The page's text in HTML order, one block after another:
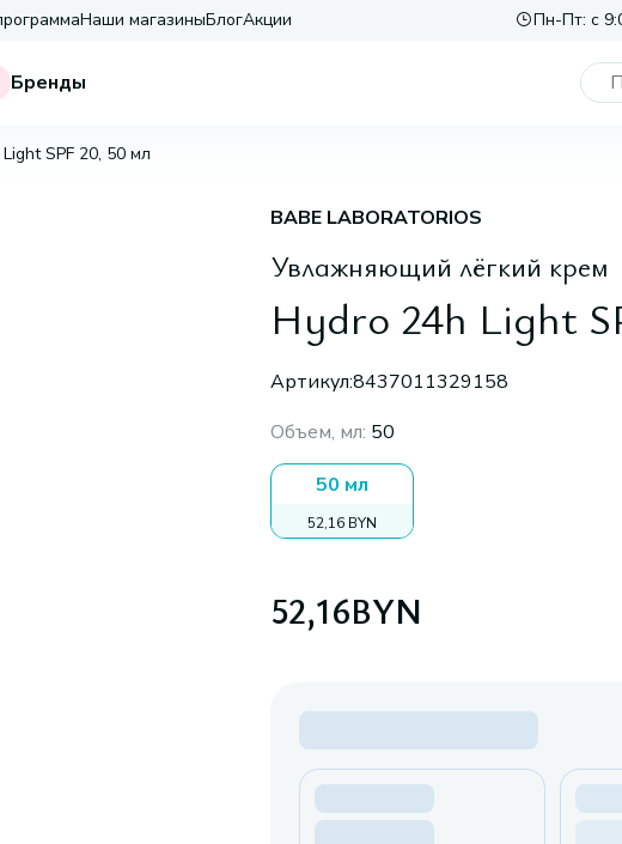
Наши магазиныБлогАкции Пн-Пт: с
Бренды
SPF 20, 50 мл
BABE LABORATORIOS
Увлажняющий лёгкий крем
Hydro 24h Light
Артикул:8437011329158
Объем, мл: 50
50 мл
52,16 BYN
52,16BYN